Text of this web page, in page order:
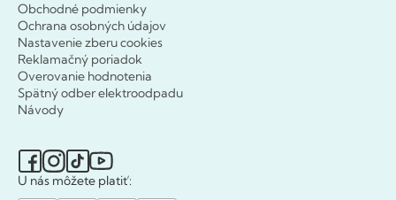
Obchodné podmienky
Ochrana osobných údajov
Nastavenie zberu cookies
Reklamačný poriadok
Overovanie hodnotenia
Spätný odber elektroodpadu
Návody
U nás môžete platiť: